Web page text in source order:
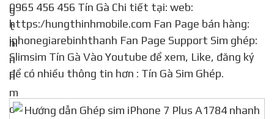
0965 456 456 Tín Gà Chi tiết tại: web:
https:/hungthinhmobile.com Fan Page bán hàng:
iphonegiarebinhthanh Fan Page Support Sim ghép:
Slimsim Tín Gà Vào Youtube để xem, Like, đăng ký
để có nhiều thông tin hơn : Tín Gà Sim Ghép.